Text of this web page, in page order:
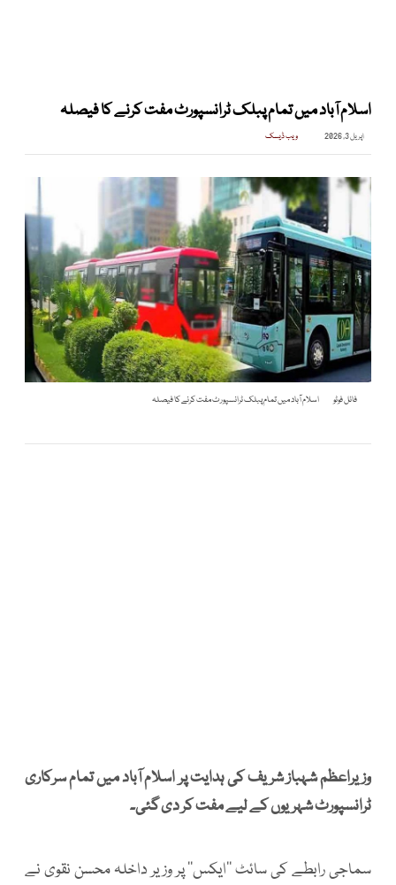
اسلام آباد میں تمام پبلک ٹرانسپورٹ مفت کرنے کا فیصلہ
اپریل 3, 2026 ویب ڈیسک
فائل فوٹو اسلام آباد میں تمام پبلک ٹرانسپورٹ مفت کرنے کا فیصلہ
وزیراعظم شہباز شریف کی ہدایت پر اسلام آباد میں تمام سرکاری
ٹرانسپورٹ شہریوں کے لیے مفت کر دی گئی۔
سماجی رابطے کی سائٹ ’’ایکس‘‘ پر وزیر داخلہ محسن نقوی نے